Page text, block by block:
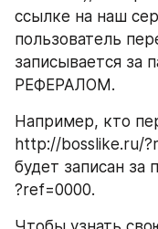
ссылке на наш
пользователь
записывается за
РЕФЕРАЛОМ.
Например, кто
http://bosslike.ru/
будет записан за
?ref=0000.